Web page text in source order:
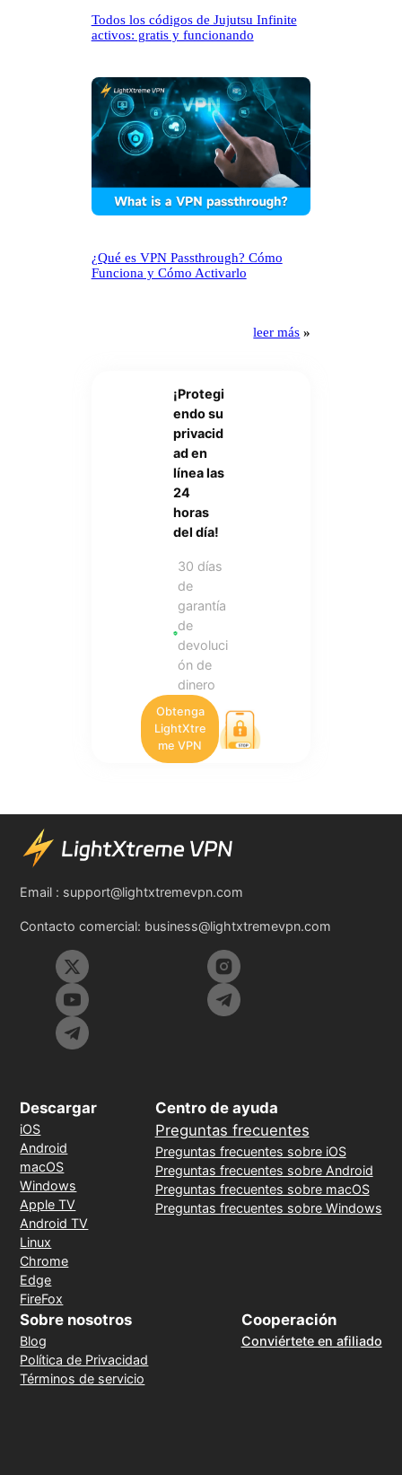
Todos los códigos de Jujutsu Infinite
activos: gratis y funcionando
¿Qué es VPN Passthrough? Cómo
Funciona y Cómo Activarlo
leer más »
¡Protegi
endo su
privacid
ad en
línea las
24
horas
del día!
30 días
de
garantía
de
devoluci
ón de
dinero
Obtenga
LightXtre
me VPN
Email : support@lightxtremevpn.com
Contacto comercial: business@lightxtremevpn.com
Descargar
iOS
Android
macOS
Windows
Apple TV
Android TV
Linux
Chrome
Edge
FireFox
Centro de ayuda
Preguntas frecuentes
Preguntas frecuentes sobre iOS
Preguntas frecuentes sobre Android
Preguntas frecuentes sobre macOS
Preguntas frecuentes sobre Windows
Sobre nosotros
Blog
Política de Privacidad
Términos de servicio
Cooperación
Conviértete en afiliado